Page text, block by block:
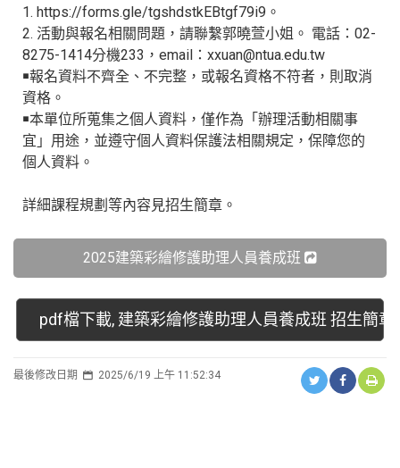
1. https://forms.gle/tgshdstkEBtgf79i9。
2. 活動與報名相關問題，請聯繫郭曉萱小姐。 電話：02-
8275-1414分機233，email：xxuan@ntua.edu.tw
￭報名資料不齊全、不完整，或報名資格不符者，則取消
資格。
￭本單位所蒐集之個人資料，僅作為「辦理活動相關事
宜」用途，並遵守個人資料保護法相關規定，保障您的
個人資料。
詳細課程規劃等內容見招生簡章。
2025建築彩繪修護助理人員養成班
pdf檔下載, 建築彩繪修護助理人員養成班 招生簡章
最後修改日期 2025/6/19 上午 11:52:34